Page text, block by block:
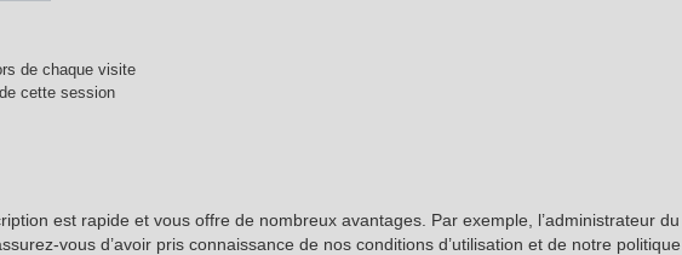
de chaque visite
cette session
est rapide et vous offre de nombreux avantages. Par exemple, l’administrateur
vous d’avoir pris connaissance de nos conditions d’utilisation et de notre